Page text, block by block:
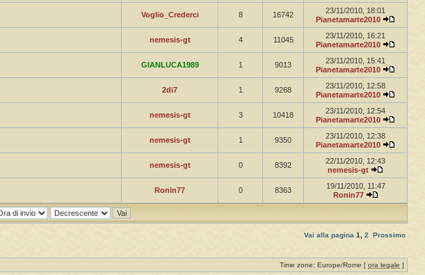
Voglio_Crederci 8 16742
23/11/2010, 18:01
Pianetamarte2010
nemesis-gt 4 11045
23/11/2010, 16:21
Pianetamarte2010
GIANLUCA1989 1 9013
23/11/2010, 15:41
Pianetamarte2010
2di7 1 9268
23/11/2010, 12:58
Pianetamarte2010
nemesis-gt 3 10418
23/11/2010, 12:54
Pianetamarte2010
nemesis-gt 1 9350
23/11/2010, 12:38
Pianetamarte2010
nemesis-gt 0 8392
22/11/2010, 12:43
nemesis-gt
Ronin77 0 8363
19/11/2010, 11:47
Ronin77
Vai alla pagina 1, 2 Prossimo
Time zone: Europe/Rome [ ora legale ]